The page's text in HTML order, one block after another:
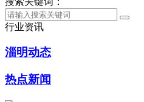
行业资讯
淄明动态
热点新闻